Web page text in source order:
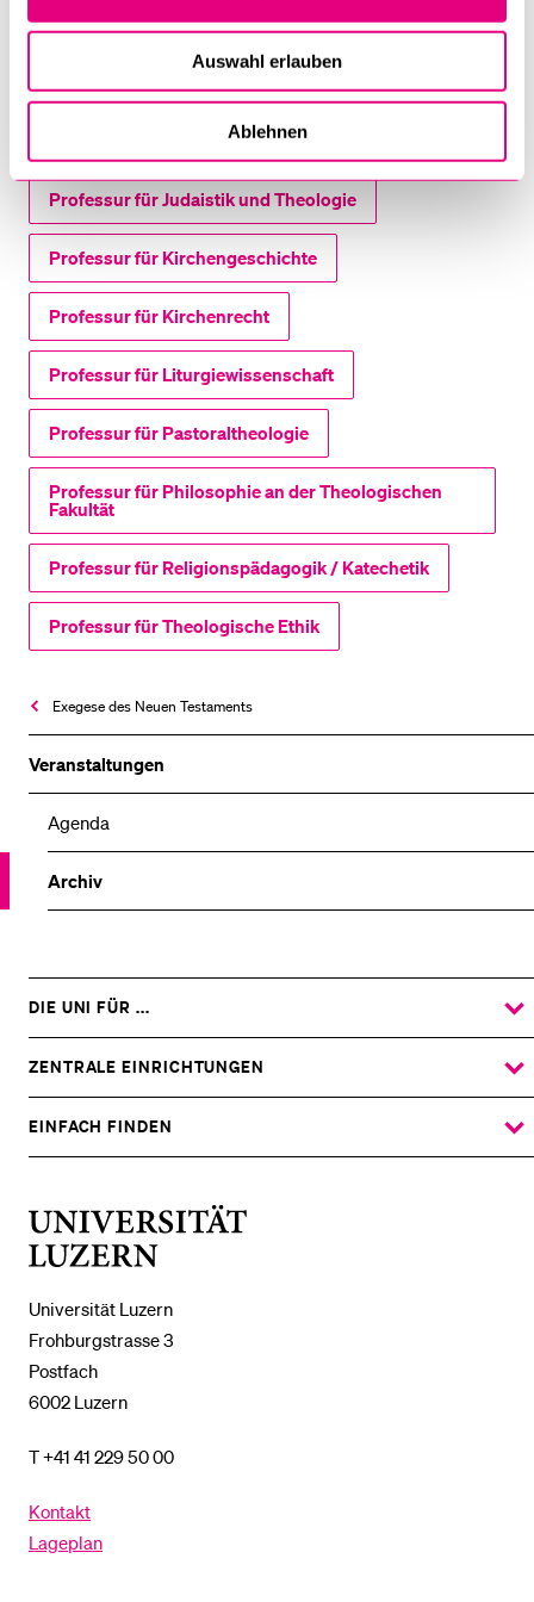
Auswahl erlauben
Ablehnen
Exegese des Neuen Testaments
Veranstaltungen
Agenda
Archiv
Professur für Exegese des Neuen Testaments
Professur für Islamische Theologie
Professur für Judaistik und Theologie
Professur für Kirchengeschichte
Professur für Kirchenrecht
Professur für Liturgiewissenschaft
Professur für Pastoraltheologie
Professur für Philosophie an der Theologischen
Fakultät
Professur für Religionspädagogik / Katechetik
Professur für Theologische Ethik
Universität Luzern
Frohburgstrasse 3
Postfach
6002 Luzern
T +41 41 229 50 00
Kontakt
Lageplan
DIE UNI FÜR ...
ZEIGE
DAS
UNTERMENÜ
ZENTRALE EINRICHTUNGEN
ZEIGE
DAS
UNTERMENÜ
EINFACH FINDEN
ZEIGE
DAS